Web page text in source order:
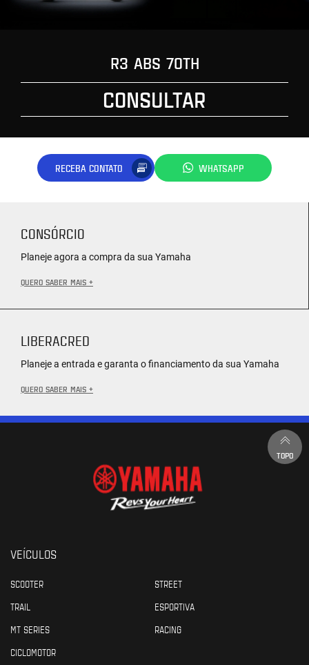
R3 ABS 70TH
CONSULTAR
RECEBA CONTATO WHATSAPP
CONSÓRCIO
Planeje agora a compra da sua Yamaha
QUERO SABER MAIS +
LIBERACRED
Planeje a entrada e garanta o financiamento da sua Yamaha
QUERO SABER MAIS +
TOPO
VEÍCULOS
SCOOTER
STREET
TRAIL
ESPORTIVA
MT SERIES
RACING
CICLOMOTOR